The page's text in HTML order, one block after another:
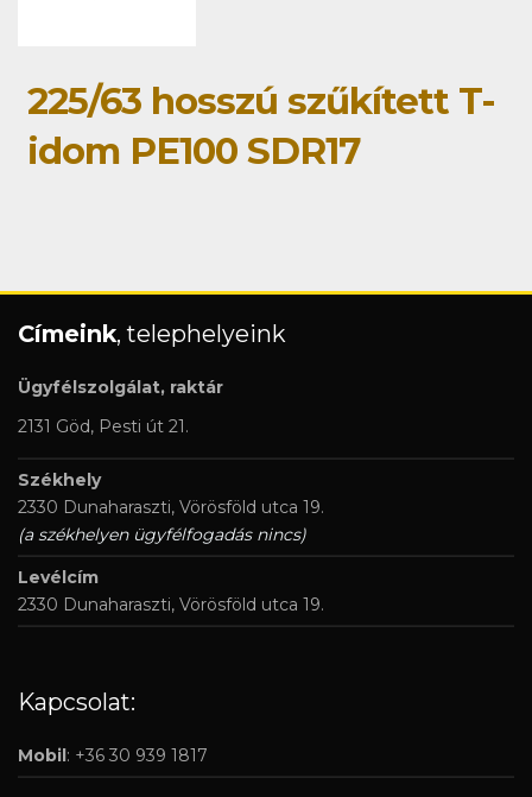
225/63 hosszú szűkített T-
idom PE100 SDR17
Címeink, telephelyeink
Ügyfélszolgálat, raktár
2131 Göd, Pesti út 21.
Székhely
2330 Dunaharaszti, Vörösföld utca 19.
(a székhelyen ügyfélfogadás nincs)
Levélcím
2330 Dunaharaszti, Vörösföld utca 19.
Kapcsolat:
Mobil: +36 30 939 1817